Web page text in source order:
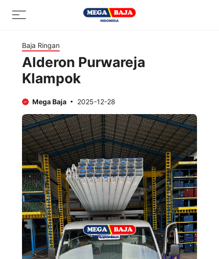
Menu
Baja Ringan
Alderon Purwareja
Klampok
Mega Baja 2025-12-28